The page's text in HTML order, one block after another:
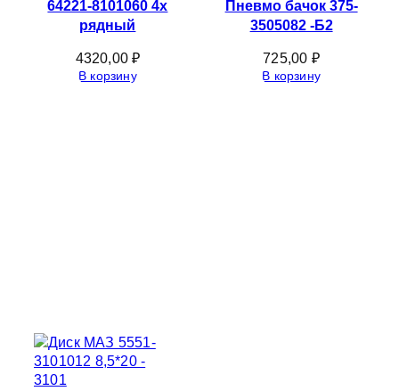
64221-8101060 4х
рядный
4320,00₽
В корзину
Пневмо бачок 375-
3505082 -Б2
725,00 ₽
В корзину